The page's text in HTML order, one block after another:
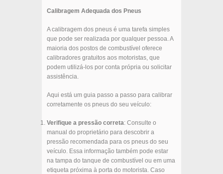
Calibragem Adequada dos Pneus
A calibragem dos pneus é uma tarefa simples
que pode ser realizada por qualquer pessoa. A
maioria dos postos de combustível oferece
calibradores gratuitos aos motoristas, que
podem utilizá-los por conta própria ou solicitar
assistência.
Aqui está um guia passo a passo para calibrar
corretamente os pneus do seu veículo:
Verifique a pressão correta: Consulte o
manual do proprietário para descobrir a
pressão recomendada para os pneus do seu
veículo. Essa informação também pode estar
na tampa do tanque de combustível ou em uma
etiqueta próxima à porta do motorista. Caso